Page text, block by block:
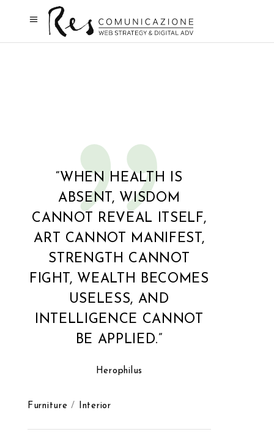
“WHEN HEALTH IS
ABSENT, WISDOM
CANNOT REVEAL ITSELF,
ART CANNOT MANIFEST,
STRENGTH CANNOT
FIGHT, WEALTH BECOMES
USELESS, AND
INTELLIGENCE CANNOT
BE APPLIED.”
Herophilus
Furniture / Interior